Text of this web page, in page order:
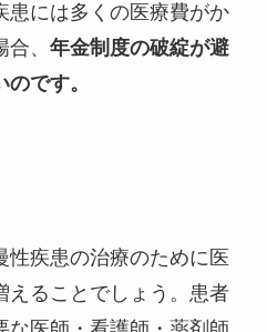
患には多くの医療費がか
、 年金制度の破綻が避
です。
性疾患の治療のために医
えることでしょう。患者